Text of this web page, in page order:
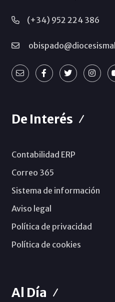
(+34) 952 224 386
De Interés
Contabilidad ERP
Correo 365
Sistema de información
Aviso legal
Política de privacidad
Política de cookies
Al Día